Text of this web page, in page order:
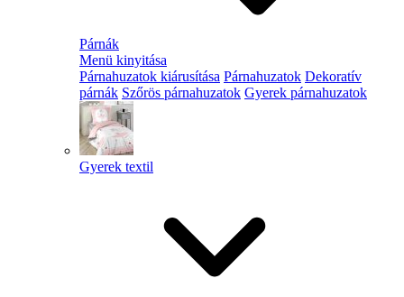
Párnák
Menü kinyitása
Párnahuzatok kiárusítása Párnahuzatok Dekoratív
párnák Szőrös párnahuzatok Gyerek párnahuzatok
Gyerek textil